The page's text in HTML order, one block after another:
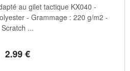
2.99€
au gilet tactique KX040 -
- Grammage : 220 g/m2 -
Scratch ...